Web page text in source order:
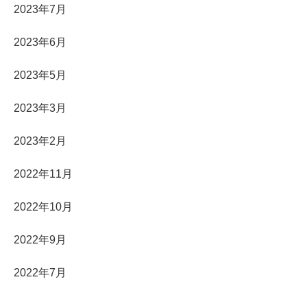
2023年7月
2023年6月
2023年5月
2023年3月
2023年2月
2022年11月
2022年10月
2022年9月
2022年7月